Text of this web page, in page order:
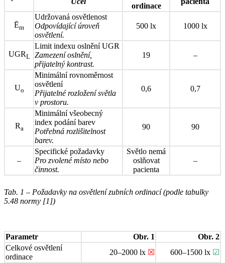
ordinace
Ēm
Udržovaná osvětlenost
Odpovídající úroveň
osvětlení.
500 lx 1000 lx
UGRL
Limit indexu oslnění UGR
Zamezení oslnění,
přijatelný kontrast.
19 –
Uo
Minimální rovnoměrnost
osvětlení
Přijatelné rozložení světla
v prostoru.
0,6 0,7
Ra
Minimální všeobecný
index podání barev
Potřebná rozlišitelnost
barev.
90 90
–
Specifické požadavky
Pro zvolené místo nebo
činnost.
Světlo nemá
oslňovat
pacienta
–
Tab. 1 – Požadavky na osvětlení zubních ordinací (podle tabulky
5.48 normy [1])
Parametr Obr. 1
Obr. 2
Celkové osvětlení
ordinace
20–2000 lx ☒ 600–1500 lx ☑